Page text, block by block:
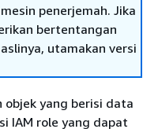
penerjemah. Jika
bertentangan
utamakan versi
yang berisi data
IAM role yang dapat